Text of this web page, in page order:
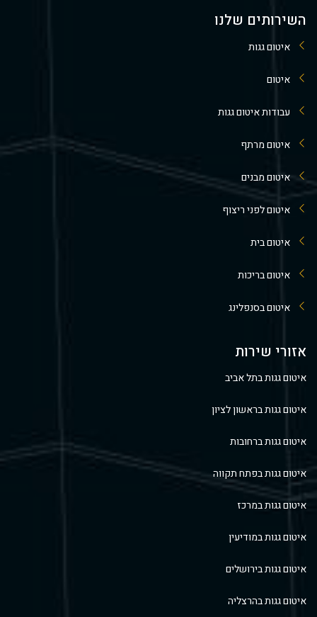
השירותים שלנו
איטום גגות
איטום
עבודות איטום גגות
איטום מרתף
איטום מבנים
איטום לפני ריצוף
איטום בית
איטום בריכות
איטום בסנפלינג
אזורי שירות
איטום גגות בתל אביב
איטום גגות בראשון לציון
איטום גגות ברחובות
איטום גגות בפתח תקווה
איטום גגות במרכז
איטום גגות במודיעין
איטום גגות בירושלים
איטום גגות בהרצליה